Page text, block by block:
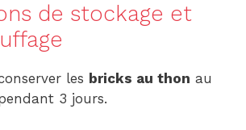
de stockage et
les bricks au thon au
3 jours.